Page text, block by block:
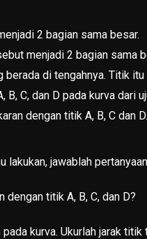
2 bagian sama besar.
menjadi 2 bagian sama
berada di tengahnya. Titik
B, C, dan D pada kurva dari
dengan titik A, B, C dan D.
lakukan, jawablah
dengan titik A, B, C, dan D?
kurva. Ukurlah jarak